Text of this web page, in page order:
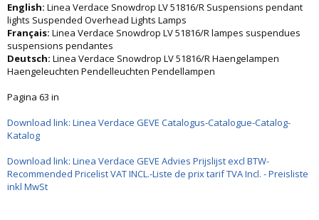
English: Linea Verdace Snowdrop LV 51816/R Suspensions pendant
lights Suspended Overhead Lights Lamps
Français: Linea Verdace Snowdrop LV 51816/R lampes suspendues
suspensions pendantes
Deutsch: Linea Verdace Snowdrop LV 51816/R Haengelampen
Haengeleuchten Pendelleuchten Pendellampen
Pagina 63 in
Download link: Linea Verdace GEVE Catalogus-Catalogue-Catalog-
Katalog
Download link: Linea Verdace GEVE Advies Prijslijst excl BTW-
Recommended Pricelist VAT INCL.-Liste de prix tarif TVA Incl. - Preisliste
inkl MwSt